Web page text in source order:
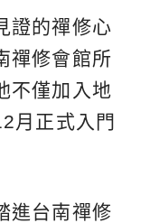
證的禪修心
禪修會館所
不僅加入地
月正式入門
進台南禪修